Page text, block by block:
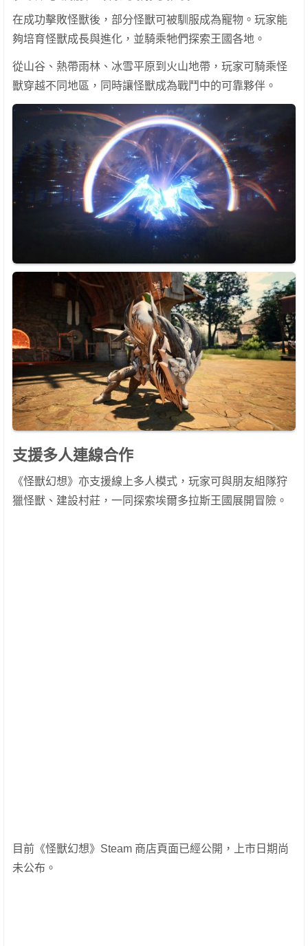
在成功擊敗怪獸後，部分怪獸可被馴服成為寵物。玩家能
夠培育怪獸成長與進化，並騎乘牠們探索王國各地。
從山谷、熱帶雨林、冰雪平原到火山地帶，玩家可騎乘怪
獸穿越不同地區，同時讓怪獸成為戰鬥中的可靠夥伴。
支援多人連線合作
《怪獸幻想》亦支援線上多人模式，玩家可與朋友組隊狩
獵怪獸、建設村莊，一同探索埃爾多拉斯王國展開冒險。
目前《怪獸幻想》Steam 商店頁面已經公開，上市日期尚
未公布。